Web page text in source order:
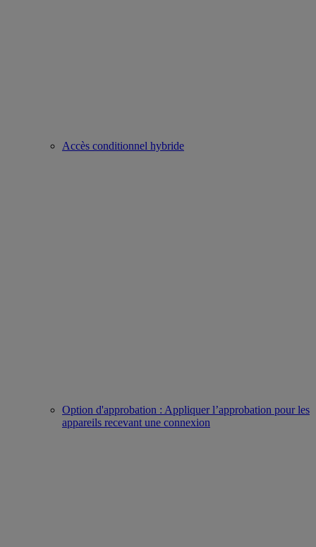
Accès conditionnel hybride
Option d'approbation : Appliquer l’approbation pour les
appareils recevant une connexion